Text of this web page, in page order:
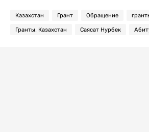
Казахстан Грант Обращение
Гранты. Казахстан Саясат Нурбек